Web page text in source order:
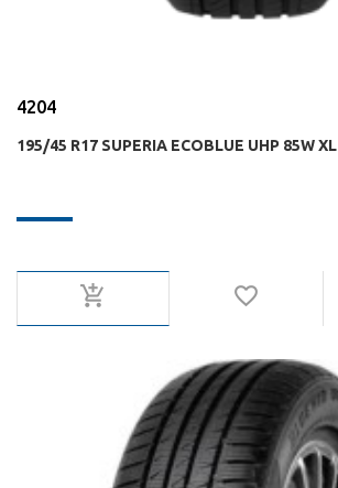
4204
195/45 R17 SUPERIA ECOBLUE UHP 85W XL